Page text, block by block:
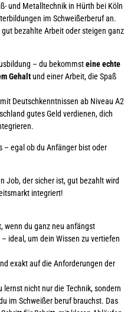
und Metalltechnik in Hürth bei Köln
im Schweißerberuf an.
bezahlte Arbeit oder steigen ganz
– du bekommsteine echte
Gehaltund einer Arbeit, die Spaß
Deutschkenntnissen ab Niveau A2
gutes Geld verdienen, dich
– egal ob du Anfänger bist oder
Job, der sicher ist, gut bezahlt wird
integriert!
wenn du ganz neu anfängst
ideal, um dein Wissen zu vertiefen
exakt auf die Anforderungen der
nicht nur die Technik, sondern
im Schweißer beruf brauchst. Das